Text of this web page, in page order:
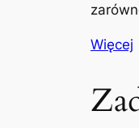
Więcej